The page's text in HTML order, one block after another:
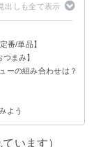
番/単品】
まみ】
ーの組み合わせは？
よう
います）